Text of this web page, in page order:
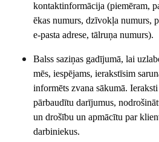
kontaktinformācija (piemēram,
ēkas numurs, dzīvokļa numurs,
e-pasta adrese, tālruņa numurs).
Balss saziņas gadījumā, lai
mēs, iespējams, ierakstīsim
informēts zvana sākumā.
pārbaudītu darījumus,
un drošību un apmācītu par
darbiniekus.